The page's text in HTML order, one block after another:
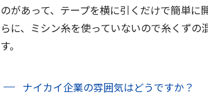
のがあって、テープを横に引くだけで簡単に
らに、ミシン糸を使っていないので糸くずの
す。
ナイカイ企業の雰囲気はどうですか？